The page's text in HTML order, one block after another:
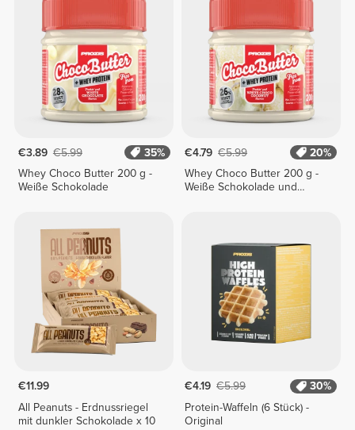
€3.89 €5.99
35%
Whey Choco Butter 200 g -
Weiße Schokolade
€4.79 €5.99
20%
Whey Choco Butter 200 g -
Weiße Schokolade und
€11.99
All Peanuts - Erdnussriegel
mit dunkler Schokolade x 10
€4.19 €5.99
30%
Protein-Waffeln (6 Stück) -
Original